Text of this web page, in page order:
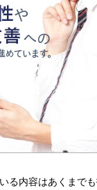
る内容はあくまで